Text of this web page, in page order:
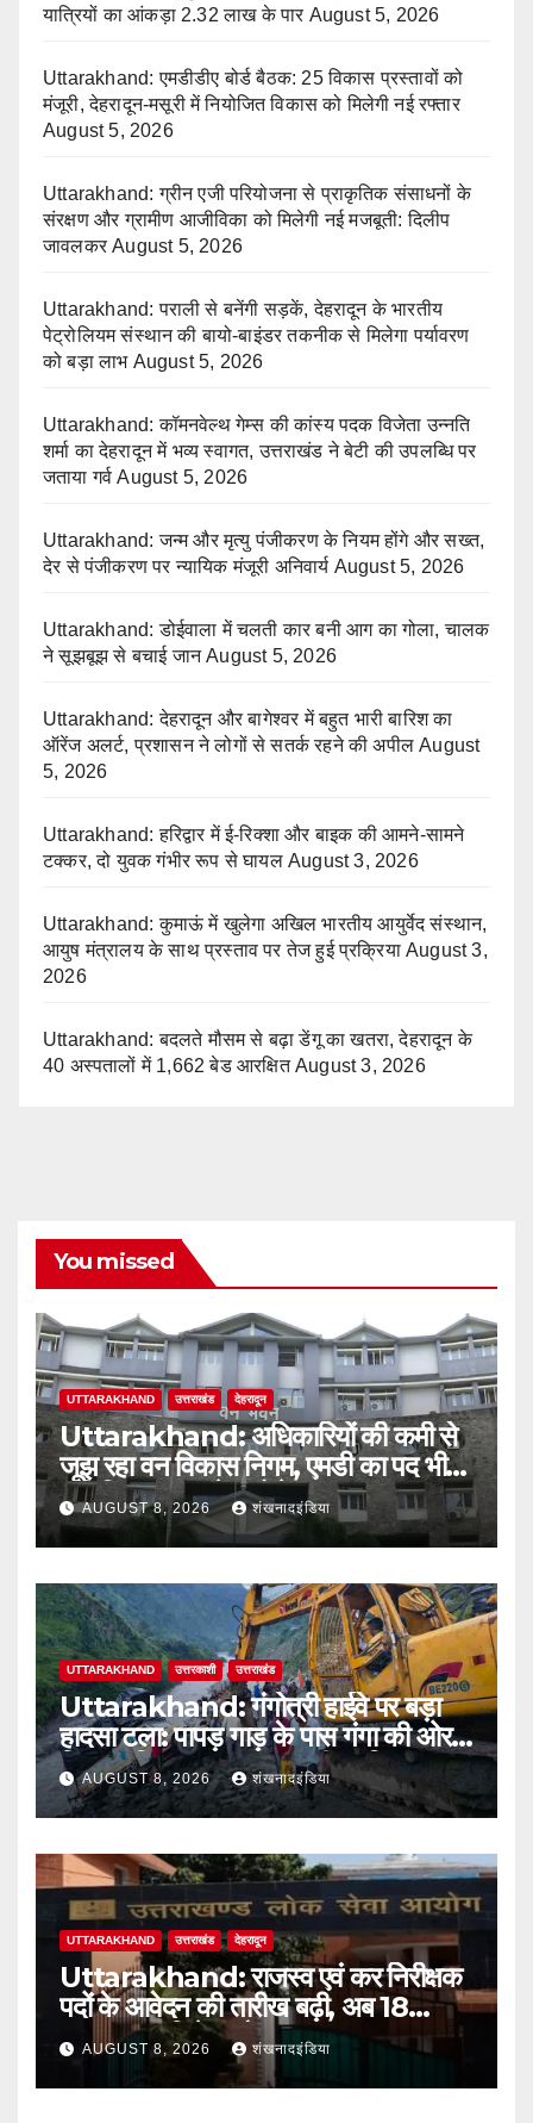
यात्रियों का आंकड़ा 2.32 लाख के पार August 5, 2026
Uttarakhand: एमडीडीए बोर्ड बैठक: 25 विकास प्रस्तावों को
मंजूरी, देहरादून-मसूरी में नियोजित विकास को मिलेगी नई रफ्तार
August 5, 2026
Uttarakhand: ग्रीन एजी परियोजना से प्राकृतिक संसाधनों के
संरक्षण और ग्रामीण आजीविका को मिलेगी नई मजबूती: दिलीप
जावलकर August 5, 2026
Uttarakhand: पराली से बनेंगी सड़कें, देहरादून के भारतीय
पेट्रोलियम संस्थान की बायो-बाइंडर तकनीक से मिलेगा पर्यावरण
को बड़ा लाभ August 5, 2026
Uttarakhand: कॉमनवेल्थ गेम्स की कांस्य पदक विजेता उन्नति
शर्मा का देहरादून में भव्य स्वागत, उत्तराखंड ने बेटी की उपलब्धि पर
जताया गर्व August 5, 2026
Uttarakhand: जन्म और मृत्यु पंजीकरण के नियम होंगे और सख्त,
देर से पंजीकरण पर न्यायिक मंजूरी अनिवार्य August 5, 2026
Uttarakhand: डोईवाला में चलती कार बनी आग का गोला, चालक
ने सूझबूझ से बचाई जान August 5, 2026
Uttarakhand: देहरादून और बागेश्वर में बहुत भारी बारिश का
ऑरेंज अलर्ट, प्रशासन ने लोगों से सतर्क रहने की अपील August
5, 2026
Uttarakhand: हरिद्वार में ई-रिक्शा और बाइक की आमने-सामने
टक्कर, दो युवक गंभीर रूप से घायल August 3, 2026
Uttarakhand: कुमाऊं में खुलेगा अखिल भारतीय आयुर्वेद संस्थान,
आयुष मंत्रालय के साथ प्रस्ताव पर तेज हुई प्रक्रिया August 3,
2026
Uttarakhand: बदलते मौसम से बढ़ा डेंगू का खतरा, देहरादून के
40 अस्पतालों में 1,662 बेड आरक्षित August 3, 2026
You missed
UTTARAKHAND उत्तराखंड देहरादून
Uttarakhand: अधिकारियों की कमी से
जूझ रहा वन विकास निगम, एमडी का पद भी
अतिरिक्त प्रभार के भरोसे
AUGUST 8, 2026 शंखनादइंडिया
UTTARAKHAND उत्तरकाशी उत्तराखंड
Uttarakhand: गंगोत्री हाईवे पर बड़ा
हादसा टला: पापड़ गाड़ के पास गंगा की ओर
फिसला पिकअप, कांवड़ यात्री सुरक्षित
AUGUST 8, 2026 शंखनादइंडिया
UTTARAKHAND उत्तराखंड देहरादून
Uttarakhand: राजस्व एवं कर निरीक्षक
पदों के आवेदन की तारीख बढ़ी, अब 18
अगस्त तक मिलेगा मौका
AUGUST 8, 2026 शंखनादइंडिया